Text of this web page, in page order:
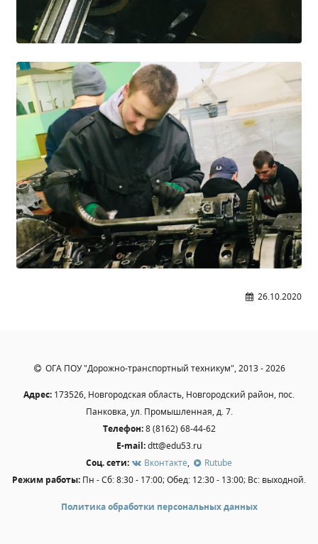
В помощь педагогам и мастерам ПО
ПРОЧЕЕ
История нашего техникума
Фотографии техникума
ПОЛЕЗНЫЕ ССЫЛКИ
Министерство науки и высшего образования
РФ
Главное управление по контролю за оборотом
наркотиков
Общероссийская база вакансий "Работа в
России"
Сбербанк Онлайн - оплачивайте
26.10.2020
ОГА ПОУ "Дорожно-транспортный техникум", 2013 - 2026
Адрес: 173526, Новгородская область, Новгородский район, пос.
Панковка, ул. Промышленная, д. 7.
Телефон:8 (8162) 68-44-62
E-mail:dtt@edu53.ru
Соц. сети:
Вконтакте,
Rutube
Режим работы: Пн - Сб: 8:30 - 17:00; Обед: 12:30 - 13:00; Вс: выходной.
Политика обработки персональных данных